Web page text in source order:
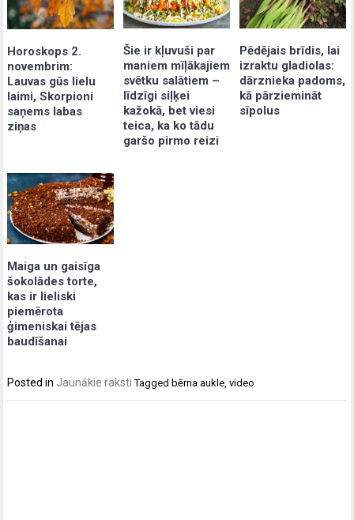
Horoskops 2.
novembrim:
Lauvas gūs lielu
laimi, Skorpioni
saņems labas
ziņas
Šie ir kļuvuši par
maniem mīļākajiem
svētku salātiem –
līdzīgi siļķei
kažokā, bet viesi
teica, ka ko tādu
garšo pirmo reizi
Pēdējais brīdis, lai
izraktu gladiolas:
dārznieka padoms,
kā pārziemināt
sīpolus
Maiga un gaisīga
šokolādes torte,
kas ir lieliski
piemērota
ģimeniskai tējas
baudīšanai
Posted in Jaunākie raksti Tagged bērna aukle,video